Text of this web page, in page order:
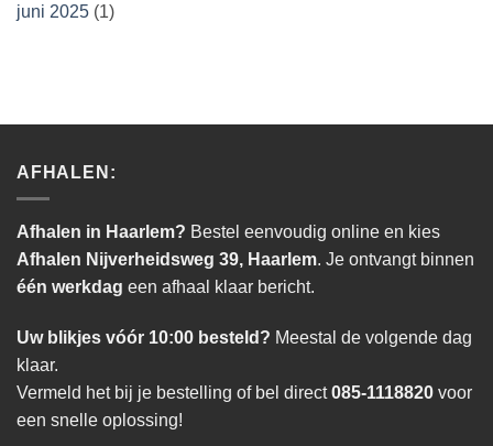
juni 2025 (1)
AFHALEN:
Afhalen in Haarlem? Bestel eenvoudig online en kies
Afhalen Nijverheidsweg 39, Haarlem. Je ontvangt binnen
één werkdag een afhaal klaar bericht.
Uw blikjes vóór 10:00 besteld? Meestal de volgende dag
klaar.
Vermeld het bij je bestelling of bel direct085-1118820 voor
een snelle oplossing!